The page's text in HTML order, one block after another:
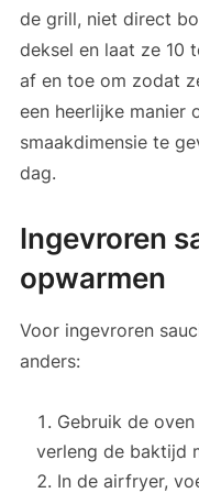
de grill, niet direct
deksel en laat ze 10
af en toe om zodat
een heerlijke manier
smaakdimensie te
dag.
Ingevroren
opwarmen
Voor ingevroren
anders:
Gebruik de
verleng de baktijd
In de airfryer,